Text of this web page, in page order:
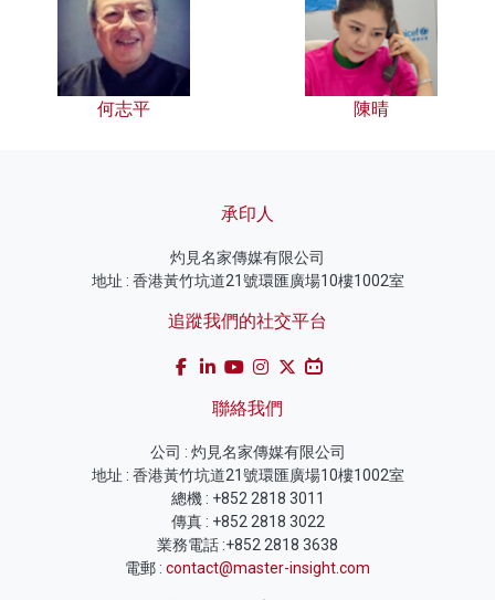
何志平 陳晴
承印人
灼見名家傳媒有限公司
地址 : 香港黃竹坑道21號環匯廣場10樓1002室
追蹤我們的社交平台
聯絡我們
公司 : 灼見名家傳媒有限公司
地址 : 香港黃竹坑道21號環匯廣場10樓1002室
總機 : +852 2818 3011
傳真 : +852 2818 3022
業務電話 :+852 2818 3638
電郵 : contact@master-insight.com